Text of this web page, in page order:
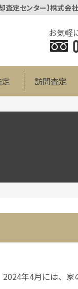
定センター】株式会
お気軽
訪問査定
年4月には、